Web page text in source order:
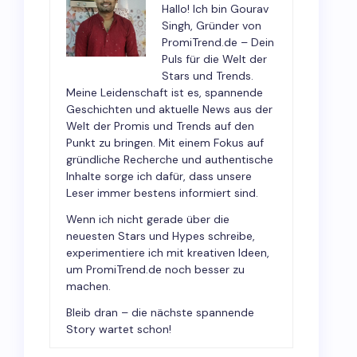
Hallo! Ich bin Gourav
Singh, Gründer von
PromiTrend.de – Dein
Puls für die Welt der
Stars und Trends.
Meine Leidenschaft ist es, spannende
Geschichten und aktuelle News aus der
Welt der Promis und Trends auf den
Punkt zu bringen. Mit einem Fokus auf
gründliche Recherche und authentische
Inhalte sorge ich dafür, dass unsere
Leser immer bestens informiert sind.
Wenn ich nicht gerade über die
neuesten Stars und Hypes schreibe,
experimentiere ich mit kreativen Ideen,
um PromiTrend.de noch besser zu
machen.
Bleib dran – die nächste spannende
Story wartet schon!